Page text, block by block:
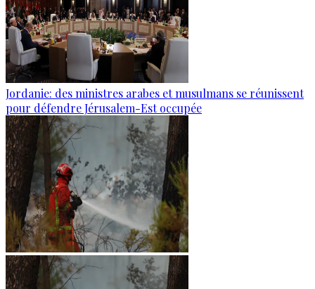
Jordanie: des ministres arabes et musulmans se réunissent
pour défendre Jérusalem-Est occupée